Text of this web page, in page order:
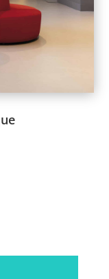
Catalogue ->
de Présentation ->